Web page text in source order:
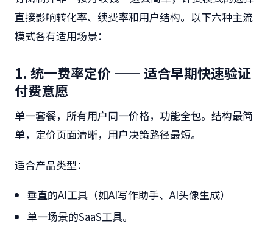
直接影响转化率、续费率和用户结构。以下六种主流
模式各有适用场景：
1. 统一费率定价 —— 适合早期快速验证
付费意愿
单一套餐，所有用户同一价格，功能全包。结构最简
单，定价页面清晰，用户决策路径最短。
适合产品类型：
垂直的AI工具（如AI写作助手、AI头像生成）
单一场景的SaaS工具。